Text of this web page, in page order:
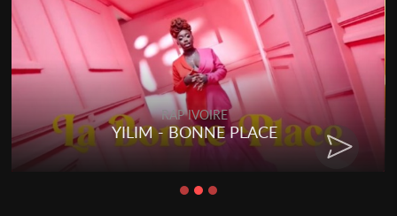
RAP IVOIRE
YILIM - BONNE PLACE